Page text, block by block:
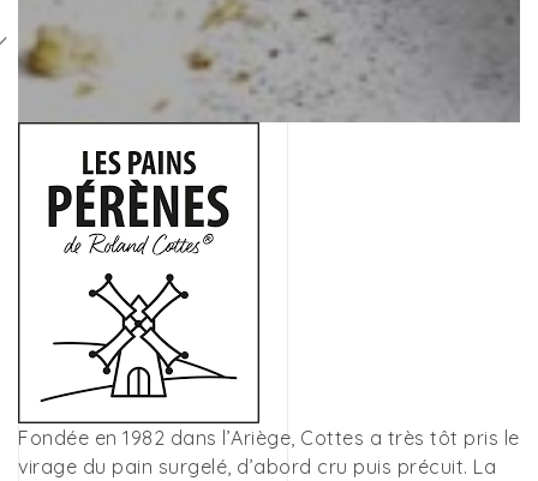
Fondée en 1982 dans l’Ariège, Cottes a très tôt pris le
virage du pain surgelé, d’abord cru puis précuit. La